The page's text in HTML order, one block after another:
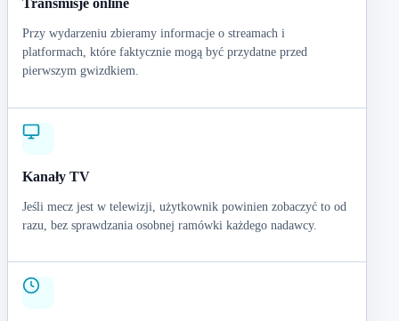
Transmisje online
Przy wydarzeniu zbieramy informacje o streamach i
platformach, które faktycznie mogą być przydatne przed
pierwszym gwizdkiem.
Kanały TV
Jeśli mecz jest w telewizji, użytkownik powinien zobaczyć to od
razu, bez sprawdzania osobnej ramówki każdego nadawcy.